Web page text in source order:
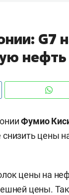
G7
нефть
Фумио
цены
цены на
цены.